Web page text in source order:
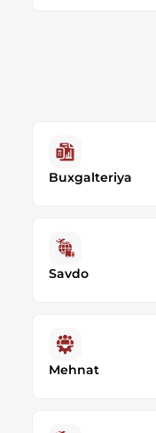
Buxgalteriya
Savdo
Mehnat